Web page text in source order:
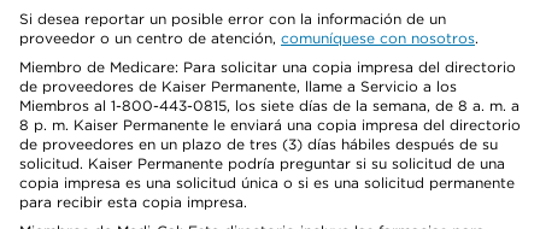
Si desea reportar un posible error con la información de un
proveedor o un centro de atención, comuníquese con nosotros.
Miembro de Medicare: Para solicitar una copia impresa del directorio
de proveedores de Kaiser Permanente, llame a Servicio a los
Miembros al 1-800-443-0815, los siete días de la semana, de 8 a. m. a
8 p. m. Kaiser Permanente le enviará una copia impresa del directorio
de proveedores en un plazo de tres (3) días hábiles después de su
solicitud. Kaiser Permanente podría preguntar si su solicitud de una
copia impresa es una solicitud única o si es una solicitud permanente
para recibir esta copia impresa.